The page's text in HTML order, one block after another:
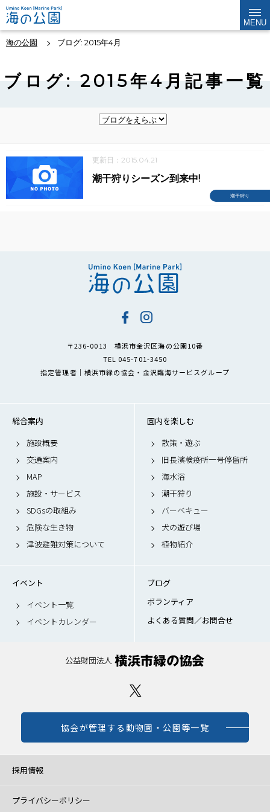
MENU
海の公園 ブログ: 2015年4月
ブログ: 2015年4月記事一覧
更新日：2015.04.21
潮干狩り
潮干狩りシーズン到来中!
〒236-0013 横浜市金沢区海の公園10番
TEL 045-701-3450
指定管理者｜横浜市緑の協会・金沢臨海サービスグループ
総合案内
施設概要
交通案内
MAP
施設・サービス
SDGsの取組み
危険な生き物
津波避難対策について
園内を楽しむ
散策・遊ぶ
旧長濱検疫所一号停留所
海水浴
潮干狩り
バーベキュー
犬の遊び場
植物紹介
イベント
イベント一覧
イベントカレンダー
ブログ
ボランティア
よくある質問／お問合せ
協会が管理する動物園・公園等一覧
採用情報
プライバシーポリシー